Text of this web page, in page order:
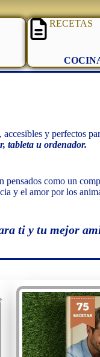
RECETAS
y perfectos
tableta u ordenador.
pensados como un
y el amor por los
ti y tu mejor